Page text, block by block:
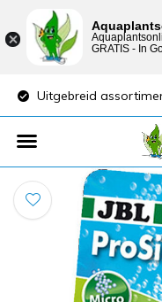
Uitgebreid
GRATIS - In